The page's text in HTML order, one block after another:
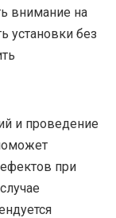
внимание на
установки без
и проведение
при